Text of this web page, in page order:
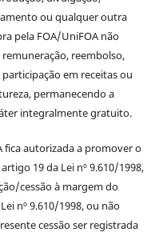
ou qualquer outra
pela FOA/UniFOA não
remuneração, reembolso,
em receitas ou
permanecendo a
integralmente gratuito.
fica autorizada a promover o
19 da Lei nº 9.610/1998,
cessão à margem do
nº 9.610/1998, ou não
cessão ser registrada